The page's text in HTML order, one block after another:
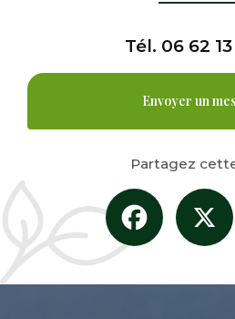
Tél. 06 62
Envoyer un
Partagez
Facebook